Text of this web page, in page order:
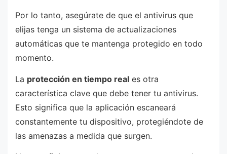
Por lo tanto, asegúrate de que el antivirus que
elijas tenga un sistema de actualizaciones
automáticas que te mantenga protegido en todo
momento.
La protección en tiempo real es otra
característica clave que debe tener tu antivirus.
Esto significa que la aplicación escaneará
constantemente tu dispositivo, protegiéndote de
las amenazas a medida que surgen.